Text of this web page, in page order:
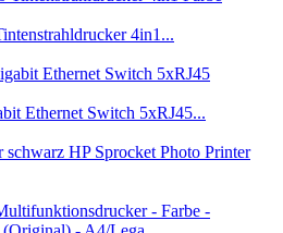
4in1...
Ethernet Switch 5xRJ45...
HP Sprocket Photo Printer